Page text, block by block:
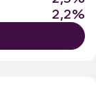
2,2%